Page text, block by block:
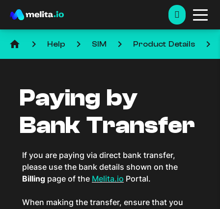
home keyboard_arrow_right Help keyboard_arrow_right SIM keyboard_arrow_right Product Details keyboard_arrow_right
Paying by
Bank Transfer
If you are paying via direct bank transfer,
please use the bank details shown on the
Billing page of the Melita.io Portal.
When making the transfer, ensure that you